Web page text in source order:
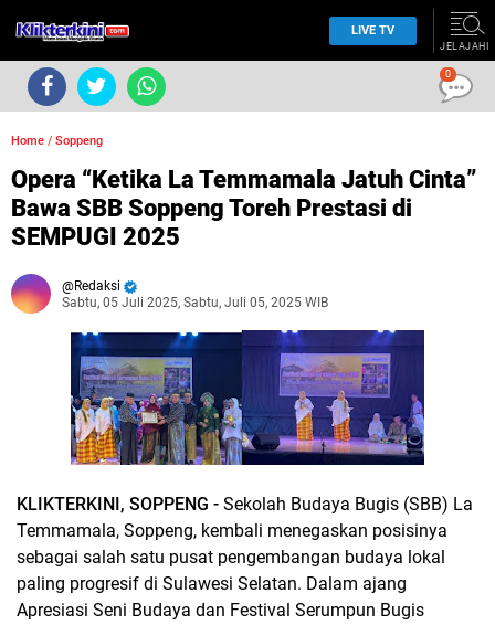
LIVE TV
JELAJAHI
Home / Soppeng
Opera “Ketika La Temmamala Jatuh Cinta”
Bawa SBB Soppeng Toreh Prestasi di
SEMPUGI 2025
Redaksi
Sabtu, 05 Juli 2025, Sabtu, Juli 05, 2025 WIB
KLIKTERKINI, SOPPENG - Sekolah Budaya Bugis (SBB) La
Temmamala, Soppeng, kembali menegaskan posisinya
sebagai salah satu pusat pengembangan budaya lokal
paling progresif di Sulawesi Selatan. Dalam ajang
Apresiasi Seni Budaya dan Festival Serumpun Bugis
0